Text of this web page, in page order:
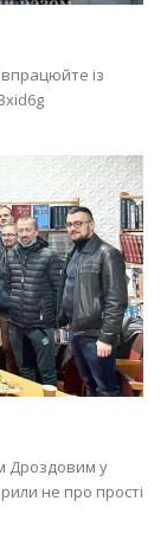
із
Дроздовим у
не про прості